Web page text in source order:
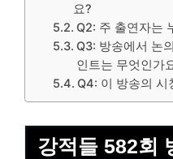
요?
Q2: 주 출연자는
Q3: 방송에서 논
인트는 무엇인가
Q4: 이 방송의 시
강적들 582회